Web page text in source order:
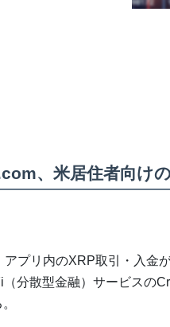
、米居住者向け
プリ内のXRP取引・入金
分散型金融）サービスの